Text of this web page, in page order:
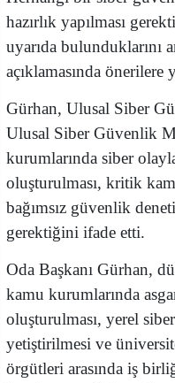
hazırlık yapılması
uyarıda bulunduklarını
açıklamasında önerilere
Gürhan, Ulusal Siber
Ulusal Siber Güvenlik
kurumlarında siber
oluşturulması, kritik
bağımsız güvenlik
gerektiğini ifade etti.
Oda Başkanı Gürhan,
kamu kurumlarında
oluşturulması, yerel
yetiştirilmesi ve
örgütleri arasında iş